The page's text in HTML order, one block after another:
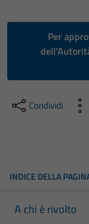
Per
Condividi
INDICE DELLA
A chi è rivolto